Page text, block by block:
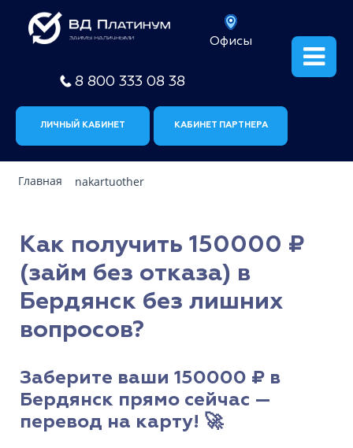
Офисы
8 800 333 08 38
ЛИЧНЫЙ КАБИНЕТ КАБИНЕТ ПАРТНЕРА
Главная nakartuother
Как получить 150000 ₽
(займ без отказа) в
Бердянск без лишних
вопросов?
Заберите ваши 150000 ₽ в
Бердянск прямо сейчас —
перевод на карту! 🚀